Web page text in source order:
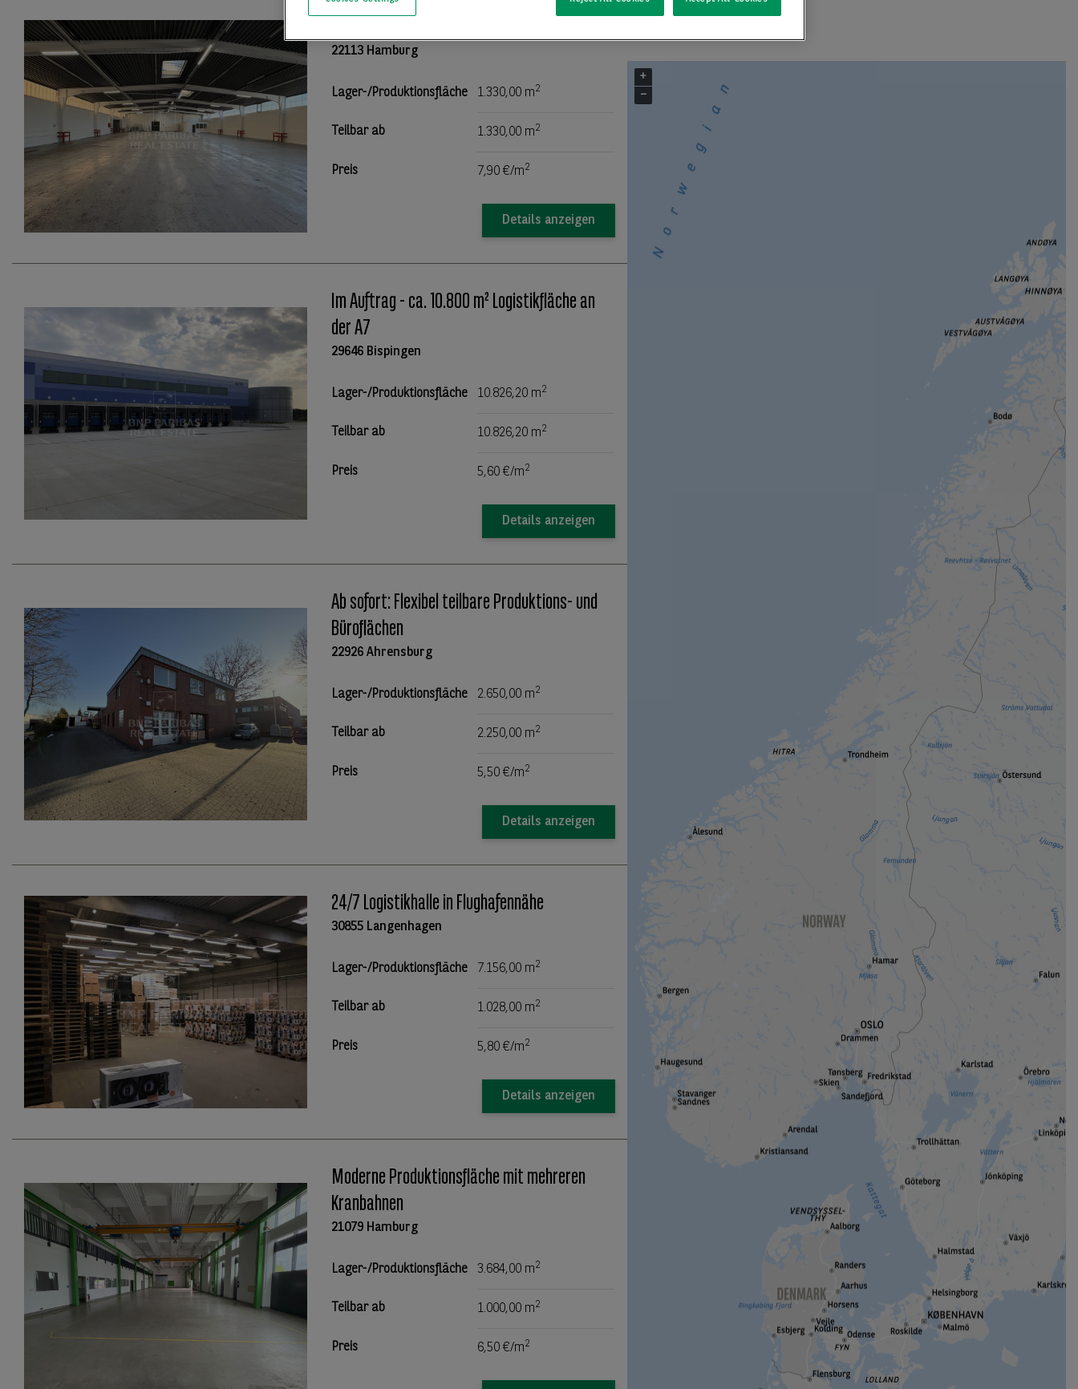
22113 Hamburg
Lager-/Produktionsfläche 1.330,00 m2
Teilbar ab 1.330,00 m2
Preis 7,90 €/m2
Details anzeigen
Im Auftrag - ca. 10.800 m² Logistikfläche an
der A7
29646 Bispingen
Lager-/Produktionsfläche 10.826,20 m2
Teilbar ab 10.826,20 m2
Preis 5,60 €/m2
Details anzeigen
Ab sofort: Flexibel teilbare Produktions- und
Büroflächen
22926 Ahrensburg
Lager-/Produktionsfläche 2.650,00 m2
Teilbar ab 2.250,00 m2
Preis 5,50 €/m2
Details anzeigen
24/7 Logistikhalle in Flughafennähe
30855 Langenhagen
Lager-/Produktionsfläche 7.156,00 m2
Teilbar ab 1.028,00 m2
Preis 5,80 €/m2
Details anzeigen
Moderne Produktionsfläche mit mehreren
Kranbahnen
21079 Hamburg
Lager-/Produktionsfläche 3.684,00 m2
Teilbar ab 1.000,00 m2
Preis 6,50 €/m2
+
−